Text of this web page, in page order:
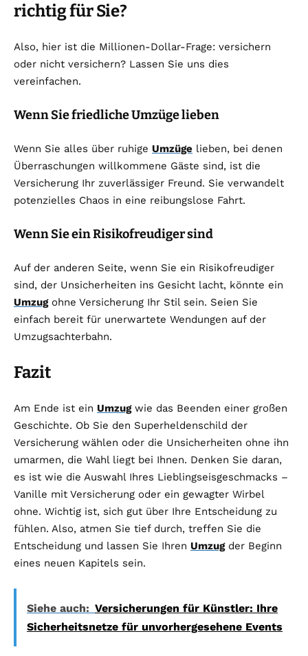
richtig für Sie?
Also, hier ist die Millionen-Dollar-Frage: versichern
oder nicht versichern? Lassen Sie uns dies
vereinfachen.
Wenn Sie friedliche Umzüge lieben
Wenn Sie alles über ruhige Umzüge lieben, bei denen
Überraschungen willkommene Gäste sind, ist die
Versicherung Ihr zuverlässiger Freund. Sie verwandelt
potenzielles Chaos in eine reibungslose Fahrt.
Wenn Sie ein Risikofreudiger sind
Auf der anderen Seite, wenn Sie ein Risikofreudiger
sind, der Unsicherheiten ins Gesicht lacht, könnte ein
Umzugohne Versicherung Ihr Stil sein. Seien Sie
einfach bereit für unerwartete Wendungen auf der
Umzugsachterbahn.
Fazit
Am Ende ist ein Umzugwie das Beenden einer großen
Geschichte. Ob Sie den Superheldenschild der
Versicherung wählen oder die Unsicherheiten ohne ihn
umarmen, die Wahl liegt bei Ihnen. Denken Sie daran,
es ist wie die Auswahl Ihres Lieblingseisgeschmacks –
Vanille mit Versicherung oder ein gewagter Wirbel
ohne. Wichtig ist, sich gut über Ihre Entscheidung zu
fühlen. Also, atmen Sie tief durch, treffen Sie die
Entscheidung und lassen Sie Ihren Umzugder Beginn
eines neuen Kapitels sein.
Siehe auch: Versicherungen für Künstler: Ihre
Sicherheitsnetze für unvorhergesehene Events